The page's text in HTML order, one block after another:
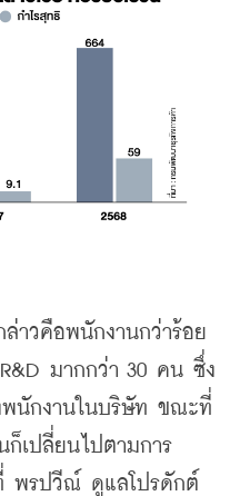
าวคือพนักงานกว่าร้อย
มากกว่า 30 คน ซึ่ง
นักงานในบริษัท ขณะที่
เปลี่ยนไปตามการ
พรปวีณ์ ดูแลโปรดักต์